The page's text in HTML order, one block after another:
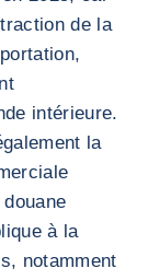
de la
intérieure.
la
à la
notamment